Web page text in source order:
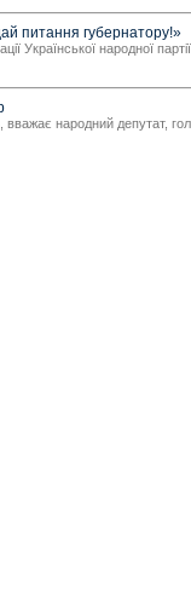
питання губернатору!»
Української народної
народний депутат,